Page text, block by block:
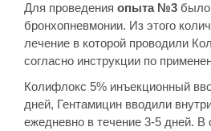
Для проведения опыта №3 было
бронхопневмонии. Из этого
лечение в которой проводили
согласно инструкции по
Колифлокс 5% инъекционный
дней, Гентамицин вводили
ежедневно в течение 3-5 дней. В